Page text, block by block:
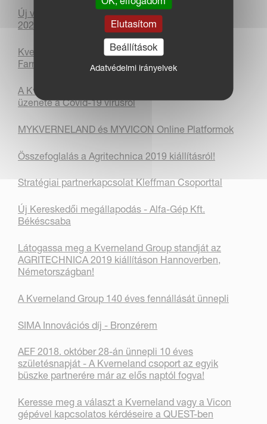
Új vezérigazgató és elnök a Kverneland Group-nál
2021. január 1-jétől
Kverneland és Vicon munkagépek csatlakoztak a
Farming Simulator-hoz
A Kverneland Group ügyvezető igazgatóságának
üzenete a Covid-19 vírusról
MYKVERNELAND és MYVICON Online Platformok
Összefoglalás a Agritechnica 2019 kiállításról!
Stratégiai partnerkapcsolat Kleffman Csoporttal
Új Kereskedői megállapodás - Alfa-Gép Kft.
Békéscsaba
Látogassa meg a Kverneland Group standját az
AGRITECHNICA 2019 kiállításon Hannoverben,
Németországban!
A Kverneland Group 140 éves fennállását ünnepli
SIMA Innovációs díj - Bronzérem
AEF 2018. október 28-án ünnepli 10 éves
születésnapját - A Kverneland csoport az egyik
büszke partnerére már az elős naptól fogva!
Keresse meg a választ a Kverneland vagy a Vicon
gépével kapcsolatos kérdéseire a QUEST-ben
Elutasítom
Beállítások
Adatvédelmi irányelvek